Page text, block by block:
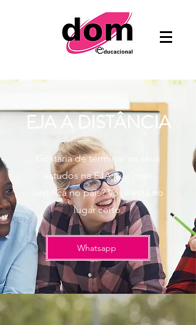
EJA A DISTÂNCIA
Gostaria de terminar os seus
estudos na EJA que mais
certifica no país? Você está no
lugar certo.
Whatsapp